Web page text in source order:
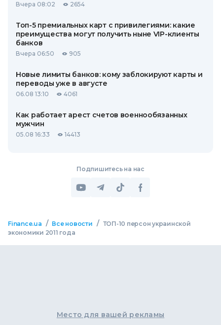
Вчера 08:02 2654
Топ-5 премиальных карт с привилегиями: какие
преимущества могут получить ныне VIP-клиенты
банков
Вчера 06:50 905
Новые лимиты банков: кому заблокируют карты и
переводы уже в августе
06.08 13:10 4061
Как работает арест счетов военнообязанных
мужчин
05.08 16:33 14413
Подпишитесь на нас
Finance.ua / Все новости / ТОП-10 персон украинской
экономики 2011 года
Место для вашей рекламы